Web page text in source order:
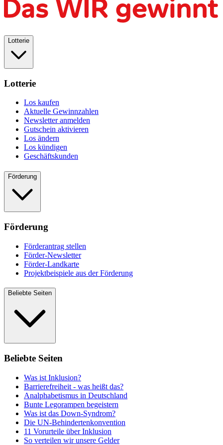
Lotterie
Lotterie
Los kaufen
Aktuelle Gewinnzahlen
Newsletter anmelden
Gutschein aktivieren
Los ändern
Los kündigen
Geschäftskunden
Förderung
Förderung
Förderantrag stellen
Förder-Newsletter
Förder-Landkarte
Projektbeispiele aus der Förderung
Beliebte Seiten
Beliebte Seiten
Was ist Inklusion?
Barrierefreiheit - was heißt das?
Analphabetismus in Deutschland
Bunte Legorampen begeistern
Was ist das Down-Syndrom?
Die UN-Behindertenkonvention
11 Vorurteile über Inklusion
So verteilen wir unsere Gelder